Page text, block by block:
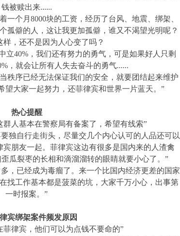
钱被赎出来......
一个月8000块的工资，经历了台风、地震、绑架、
孤僻的人，这让我更加孤僻，谁又不渴望光明呢？
样，还不是因为人心变了吗？
立40%，我们还有努力的勇气，可是如果好人只剩
，就会让所有人失去奋斗的勇气......
秩序已经无法保证我们的安全，就要团结起来维护
望大家一起努力，还菲律宾和世界一片蓝天。”
热心提醒
人基本在警察局有备案了，希望有线索”
独自行走街头，尽量交几个内心认可的人品还可以
朋友一起。菲律宾这边有很多是国内来的人渣禽
瓜裂枣的长相和滴溜溜转的眼睛就要小心了。”
，已经成为毒瘤了。来一个比国内经济更差的国家
找工作基本都是菠菜的坑，大家千万小心，出事第
一时报案。”
宾绑架案件频发原因
菲律宾，他们可以为点钱不要命的”